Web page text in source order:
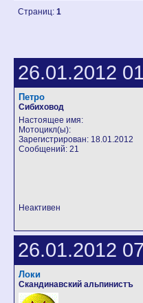
Страниц: 1
26.01.2012
Петро
Сибиховод
Настоящее имя:
Мотоцикл(ы):
Зарегистрирован: 18.01.2012
Сообщений: 21
Неактивен
26.01.2012
Локи
Скандинавский альпинистъ